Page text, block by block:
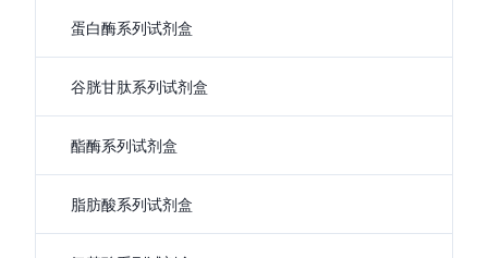
蛋白酶系列试剂盒
谷胱甘肽系列试剂盒
酯酶系列试剂盒
脂肪酸系列试剂盒